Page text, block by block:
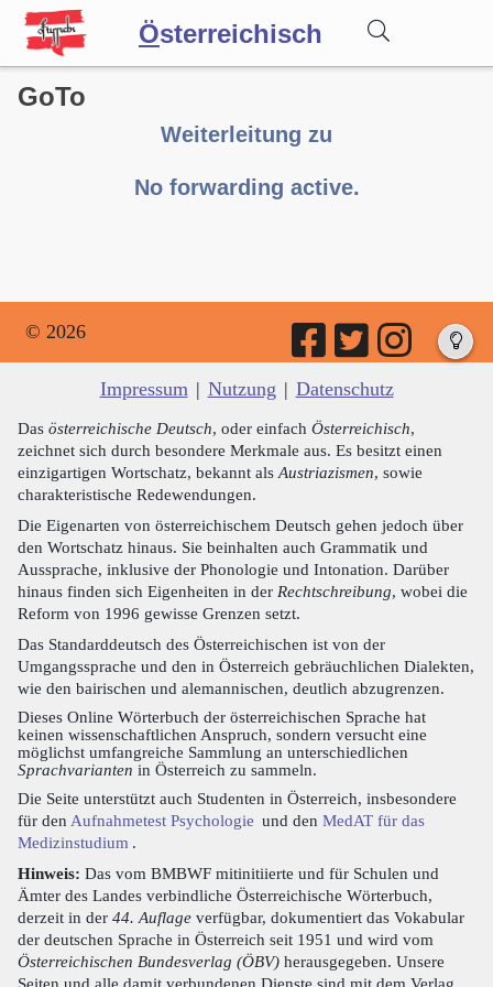
Österreichisch
Wörterbuch
GoTo
Weiterleitung zu
No forwarding active.
© 2026
Impressum | Nutzung | Datenschutz
Das österreichische Deutsch, oder einfach Österreichisch,
zeichnet sich durch besondere Merkmale aus. Es besitzt einen
einzigartigen Wortschatz, bekannt als Austriazismen, sowie
charakteristische Redewendungen.
Die Eigenarten von österreichischem Deutsch gehen jedoch über
den Wortschatz hinaus. Sie beinhalten auch Grammatik und
Aussprache, inklusive der Phonologie und Intonation. Darüber
hinaus finden sich Eigenheiten in der Rechtschreibung, wobei die
Reform von 1996 gewisse Grenzen setzt.
Das Standarddeutsch des Österreichischen ist von der
Umgangssprache und den in Österreich gebräuchlichen Dialekten,
wie den bairischen und alemannischen, deutlich abzugrenzen.
Dieses Online Wörterbuch der österreichischen Sprache hat
keinen wissenschaftlichen Anspruch, sondern versucht eine
möglichst umfangreiche Sammlung an unterschiedlichen
Sprachvarianten in Österreich zu sammeln.
Die Seite unterstützt auch Studenten in Österreich, insbesondere
für den Aufnahmetest Psychologie und den MedAT für das
Medizinstudium .
Hinweis: Das vom BMBWF mitinitiierte und für Schulen und
Ämter des Landes verbindliche Österreichische Wörterbuch,
derzeit in der 44. Auflage verfügbar, dokumentiert das Vokabular
der deutschen Sprache in Österreich seit 1951 und wird vom
Österreichischen Bundesverlag (ÖBV) herausgegeben. Unsere
Seiten und alle damit verbundenen Dienste sind mit dem Verlag